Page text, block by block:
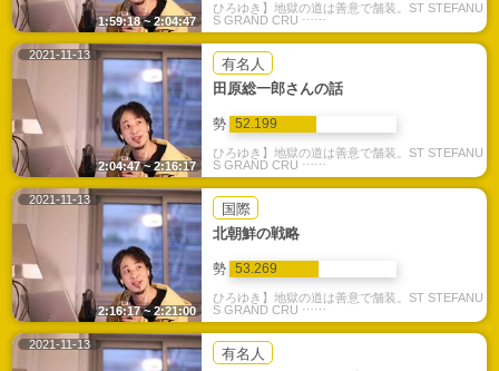
ひろゆき】地獄の道は善意で舗装。ST STEFANU
S GRAND CRU ⋯⋯
1:59:18 ~ 2:04:47
2021-11-13
有名人
田原総一郎さんの話
勢 52.199
ひろゆき】地獄の道は善意で舗装。ST STEFANU
S GRAND CRU ⋯⋯
2:04:47 ~ 2:16:17
2021-11-13
国際
北朝鮮の戦略
勢 53.269
ひろゆき】地獄の道は善意で舗装。ST STEFANU
S GRAND CRU ⋯⋯
2:16:17 ~ 2:21:00
2021-11-13
有名人